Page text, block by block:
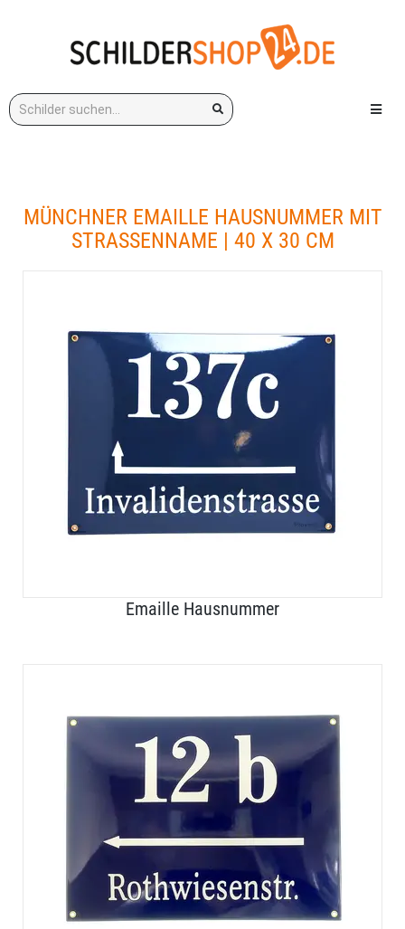
Stichwort: Menü
MÜNCHNER EMAILLE HAUSNUMMER MIT
STRASSENNAME | 40 X 30 CM
Emaille Hausnummer